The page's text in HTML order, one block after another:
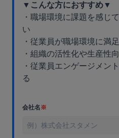
▼こんな方におすすめ▼
・職場環境に課題を感じ
い
・従業員が職場環境に満
・組織の活性化や生産性
・従業員エンゲージメン
る
会社名※